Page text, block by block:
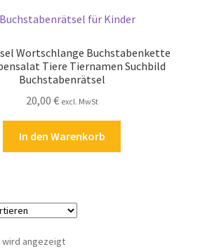
Wortschlange Buchstabenkette
Tiere Tiernamen Suchbild
Buchstabenrätsel
20,00 € excl. MwSt
In den Warenkorb
wird angezeigt